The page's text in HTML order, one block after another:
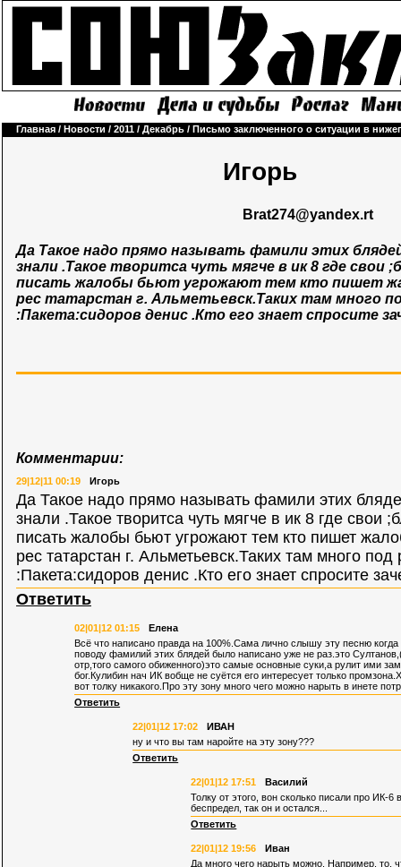
Главная / Новости / 2011 / Декабрь / Письмо заключенного о ситуации в
Игорь
Brаt274@yandex.rt
Да Такое надо прямо называть фамили этих
знали .Такое творитса чуть мягче в ик 8 где
писать жалобы бьют угрожают тем кто пишет
рес татарстан г. Альметьевск.Таких там много
:Пакета:сидоров денис .Кто его знает спросите
Комментарии:
29|12|11 00:19 Игорь
Да Такое надо прямо называть фамили этих
знали .Такое творитса чуть мягче в ик 8 где свои
писать жалобы бьют угрожают тем кто пишет
рес татарстан г. Альметьевск.Таких там много под
:Пакета:сидоров денис .Кто его знает спросите
Ответить
02|01|12 01:15
Елена
Всё что написано правда на 100%.Сама лично слышу эту песню
поводу фамилий этих блядей было написано уже не раз.это
отр,того самого обиженного)это самые основные суки,а рулит ими
бог.Кулибин нач ИК вобще не суётся его интересует только
вот толку никакого.Про эту зону много чего можно нарыть в инете
Ответить
22|01|12 17:02
ИВАН
ну и что вы там наройте на эту зону???
Ответить
22|01|12 17:51
Василий
Толку от этого, вон сколько писали про ИК-6
беспредел, так он и остался...
Ответить
22|01|12 19:56
Иван
Да много чего нарыть можно. Например, то,